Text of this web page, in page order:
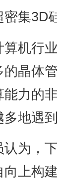
密集3D
算机行
晶体
力的
地遇
为，
上构建